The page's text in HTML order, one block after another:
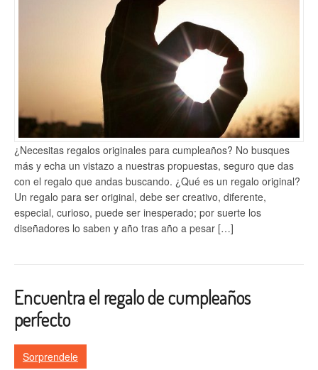
¿Necesitas regalos originales para cumpleaños? No busques
más y echa un vistazo a nuestras propuestas, seguro que das
con el regalo que andas buscando. ¿Qué es un regalo original?
Un regalo para ser original, debe ser creativo, diferente,
especial, curioso, puede ser inesperado; por suerte los
diseñadores lo saben y año tras año a pesar […]
Encuentra el regalo de cumpleaños
perfecto
Sorprendele